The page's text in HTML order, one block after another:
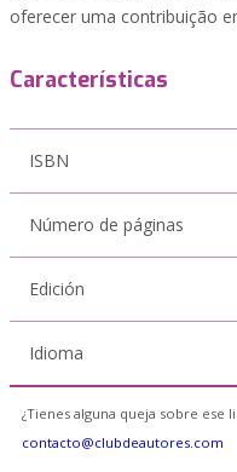
oferecer uma contribuição
Características
ISBN
Número de páginas
Edición
Idioma
¿Tienes alguna queja sobre
contacto@clubdeautores.com